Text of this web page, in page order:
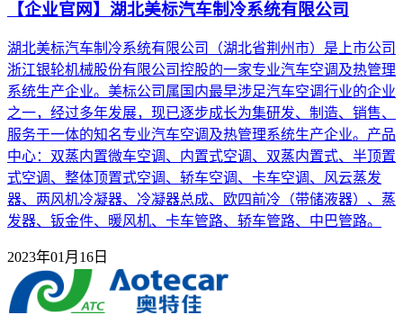
【企业官网】湖北美标汽车制冷系统有限公司
湖北美标汽车制冷系统有限公司（湖北省荆州市）是上市公司
浙江银轮机械股份有限公司控股的一家专业汽车空调及热管理
系统生产企业。美标公司属国内最早涉足汽车空调行业的企业
之一，经过多年发展，现已逐步成长为集研发、制造、销售、
服务于一体的知名专业汽车空调及热管理系统生产企业。产品
中心：双蒸内置微车空调、内置式空调、双蒸内置式、半顶置
式空调、整体顶置式空调、轿车空调、卡车空调、风云蒸发
器、两风机冷凝器、冷凝器总成、欧四前冷（带储液器）、蒸
发器、钣金件、暖风机、卡车管路、轿车管路、中巴管路。
2023年01月16日